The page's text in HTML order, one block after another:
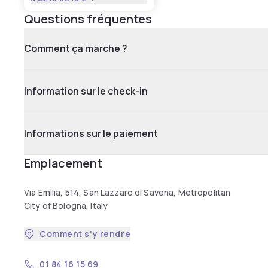
Questions fréquentes
Comment ça marche ?
Information sur le check-in
Informations sur le paiement
Emplacement
Via Emilia, 514, San Lazzaro di Savena, Metropolitan
City of Bologna, Italy
Comment s'y rendre
01 84 16 15 69